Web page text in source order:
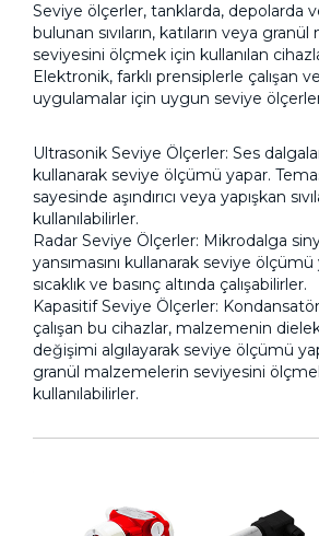
Seviye ölçerler, tanklarda, depolarda
bulunan sıvıların, katıların veya
seviyesini ölçmek için kullanılan
Elektronik, farklı prensiplerle çalışan
uygulamalar için uygun seviye
Ultrasonik Seviye Ölçerler: Ses
kullanarak seviye ölçümü yapar.
sayesinde aşındırıcı veya yapışkan
kullanılabilirler.
Radar Seviye Ölçerler: Mikrodalga
yansımasını kullanarak seviye
sıcaklık ve basınç altında çalışabilirler.
Kapasitif Seviye Ölçerler:
çalışan bu cihazlar, malzemenin
değişimi algılayarak seviye ölçümü
granül malzemelerin seviyesini
kullanılabilirler.